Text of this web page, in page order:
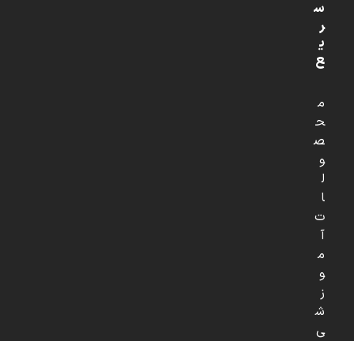
س
ر
ی
ع
م
ح
ص
و
ل
ا
ت
آ
م
و
ز
ش
ی